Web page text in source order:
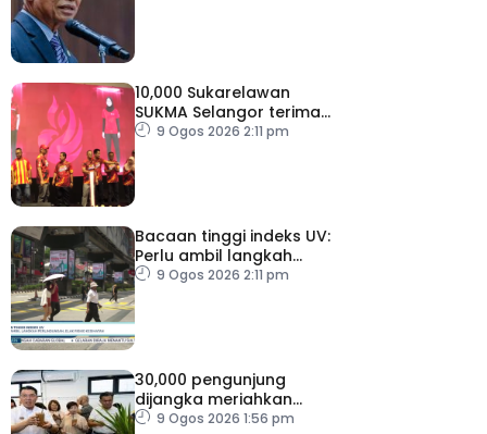
10,000 Sukarelawan
SUKMA Selangor terima
elaun RM100 sehari
9 Ogos 2026 2:11 pm
Bacaan tinggi indeks UV:
Perlu ambil langkah
perlindungan, elak risiko
9 Ogos 2026 2:11 pm
30,000 pengunjung
dijangka meriahkan
Karnival Jom Makan Ipoh
9 Ogos 2026 1:56 pm